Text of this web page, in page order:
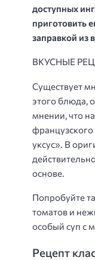
доступных
приготовить
заправкой из
ВКУСНЫЕ
Существует
этого блюда,
мнении, что
уксус». В
основе.
Попробуйте
томатов и
особый суп с
Рецепт